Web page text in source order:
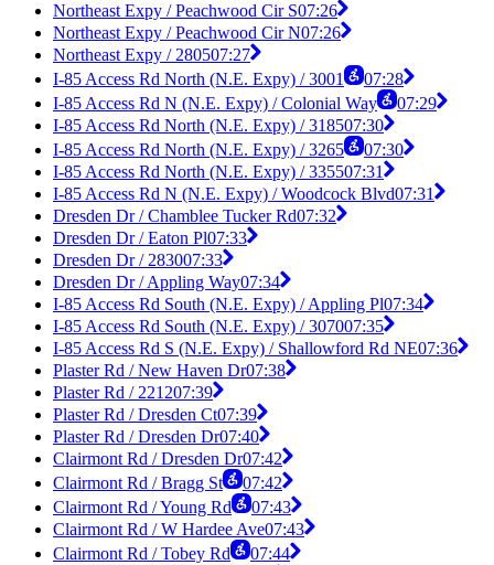
Northeast Expy / Peachwood Cir S07:26
Northeast Expy / Peachwood Cir N07:26
Northeast Expy / 280507:27
I-85 Access Rd North (N.E. Expy) / 3001
07:28
I-85 Access Rd N (N.E. Expy) / Colonial Way
07:29
I-85 Access Rd North (N.E. Expy) / 318507:30
I-85 Access Rd North (N.E. Expy) / 3265
07:30
I-85 Access Rd North (N.E. Expy) / 335507:31
I-85 Access Rd N (N.E. Expy) / Woodcock Blvd07:31
Dresden Dr / Chamblee Tucker Rd07:32
Dresden Dr / Eaton Pl07:33
Dresden Dr / 283007:33
Dresden Dr / Appling Way07:34
I-85 Access Rd South (N.E. Expy) / Appling Pl07:34
I-85 Access Rd South (N.E. Expy) / 307007:35
I-85 Access Rd S (N.E. Expy) / Shallowford Rd NE07:36
Plaster Rd / New Haven Dr07:38
Plaster Rd / 221207:39
Plaster Rd / Dresden Ct07:39
Plaster Rd / Dresden Dr07:40
Clairmont Rd / Dresden Dr07:42
Clairmont Rd / Bragg St
07:42
Clairmont Rd / Young Rd
07:43
Clairmont Rd / W Hardee Ave07:43
Clairmont Rd / Tobey Rd
07:44